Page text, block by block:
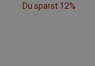
Du sparst 12%